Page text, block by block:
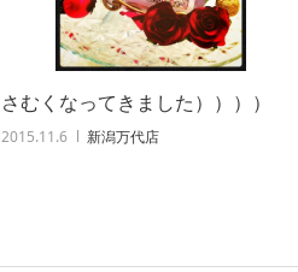
さむくなってきました））））
2015.11.6 新潟万代店